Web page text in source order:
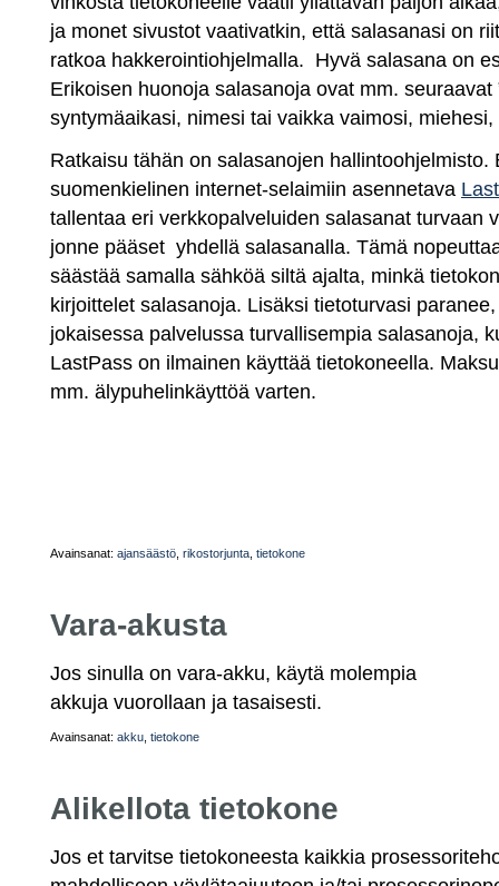
ja monet sivustot vaativatkin, että salasanasi on
ratkoa hakkerointiohjelmalla. Hyvä salasana on
Erikoisen huonoja salasanoja ovat mm. seuraavat
syntymäaikasi, nimesi tai vaikka vaimosi,
Ratkaisu tähän on salasanojen hallintoohjelmisto.
suomenkielinen internet-selaimiin asennetava
tallentaa eri verkkopalveluiden salasanat turvaan
jonne pääset yhdellä salasanalla. Tämä
säästää samalla sähköä siltä ajalta, minkä
kirjoittelet salasanoja. Lisäksi tietoturvasi
jokaisessa palvelussa turvallisempia salasanoja,
LastPass on ilmainen käyttää tietokoneella.
mm. älypuhelinkäyttöä varten.
Avainsanat: ajansäästö rikostorjunta tietokone
Vara-akusta
Jos sinulla on vara-akku, käytä molempia
akkuja vuorollaan ja tasaisesti.
Avainsanat: akku tietokone
Alikellota tietokone
Jos et tarvitse tietokoneesta kaikkia